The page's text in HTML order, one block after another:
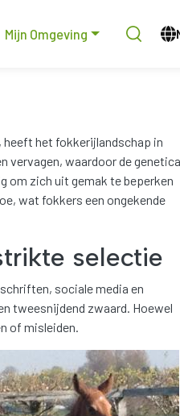
Mijn Omgeving
het fokkerijlandschap in
vervagen, waardoor de genetica
om zich uit gemak te beperken
wat fokkers een ongekende
selectie
sociale media en
tweesnijdend zwaard. Hoewel
of misleiden.